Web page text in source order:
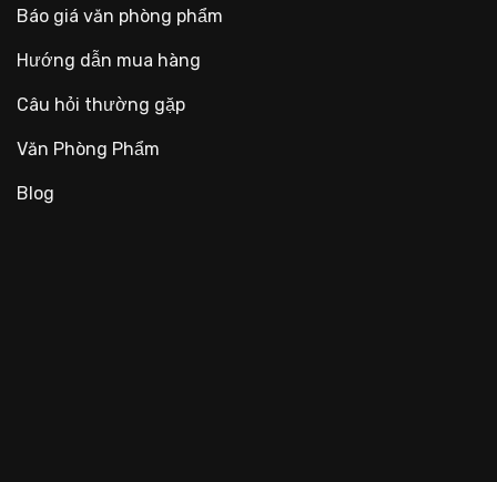
Báo giá văn phòng phẩm
Hướng dẫn mua hàng
Câu hỏi thường gặp
Văn Phòng Phẩm
Blog